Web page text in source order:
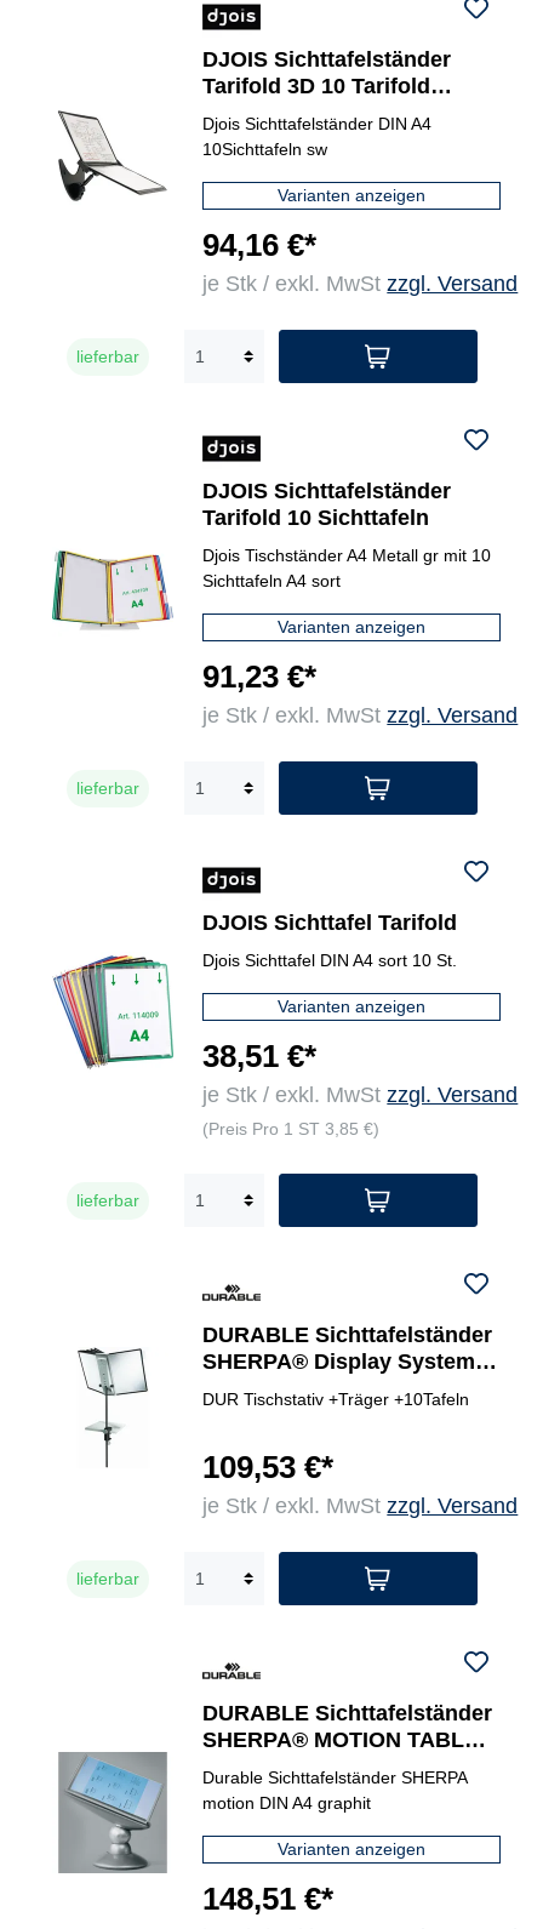
DJOIS Sichttafelständer
Tarifold 3D 10 Tarifold
Sichttafeln
Djois Sichttafelständer DIN A4
10Sichttafeln sw
Varianten anzeigen
94,16 €*
je Stk / exkl. MwStzzgl. Versand
lieferbar
DJOIS Sichttafelständer
Tarifold 10 Sichttafeln
Djois Tischständer A4 Metall gr mit 10
Sichttafeln A4 sort
Varianten anzeigen
91,23 €*
je Stk / exkl. MwStzzgl. Versand
lieferbar
DJOIS Sichttafel Tarifold
Djois Sichttafel DIN A4 sort 10 St.
Varianten anzeigen
38,51 €*
je Stk / exkl. MwStzzgl. Versand
(Preis Pro 1 ST 3,85 €)
lieferbar
DURABLE Sichttafelständer
SHERPA® Display System
Desk Clamp 10
DUR Tischstativ +Träger +10Tafeln
109,53 €*
je Stk / exkl. MwStzzgl. Versand
lieferbar
DURABLE Sichttafelständer
SHERPA® MOTION TABLE
10 graphit
Durable Sichttafelständer SHERPA
motion DIN A4 graphit
Varianten anzeigen
148,51 €*